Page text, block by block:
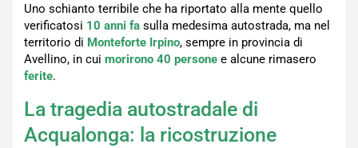
Uno schianto terribile che ha riportato alla mente quello
verificatosi 10 anni fa sulla medesima autostrada, ma nel
territorio di Monteforte Irpino, sempre in provincia di
Avellino, in cui morirono 40 persone e alcune rimasero
ferite.
La tragedia autostradale di
Acqualonga: la ricostruzione